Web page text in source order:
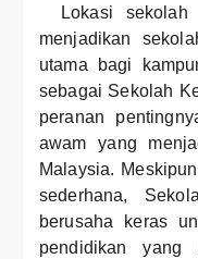
Lokasi
menjadikan
utama bagi
sebagai Sekolah
peranan
awam yang
Malaysia.
sederhana,
berusaha keras
pendidikan yang